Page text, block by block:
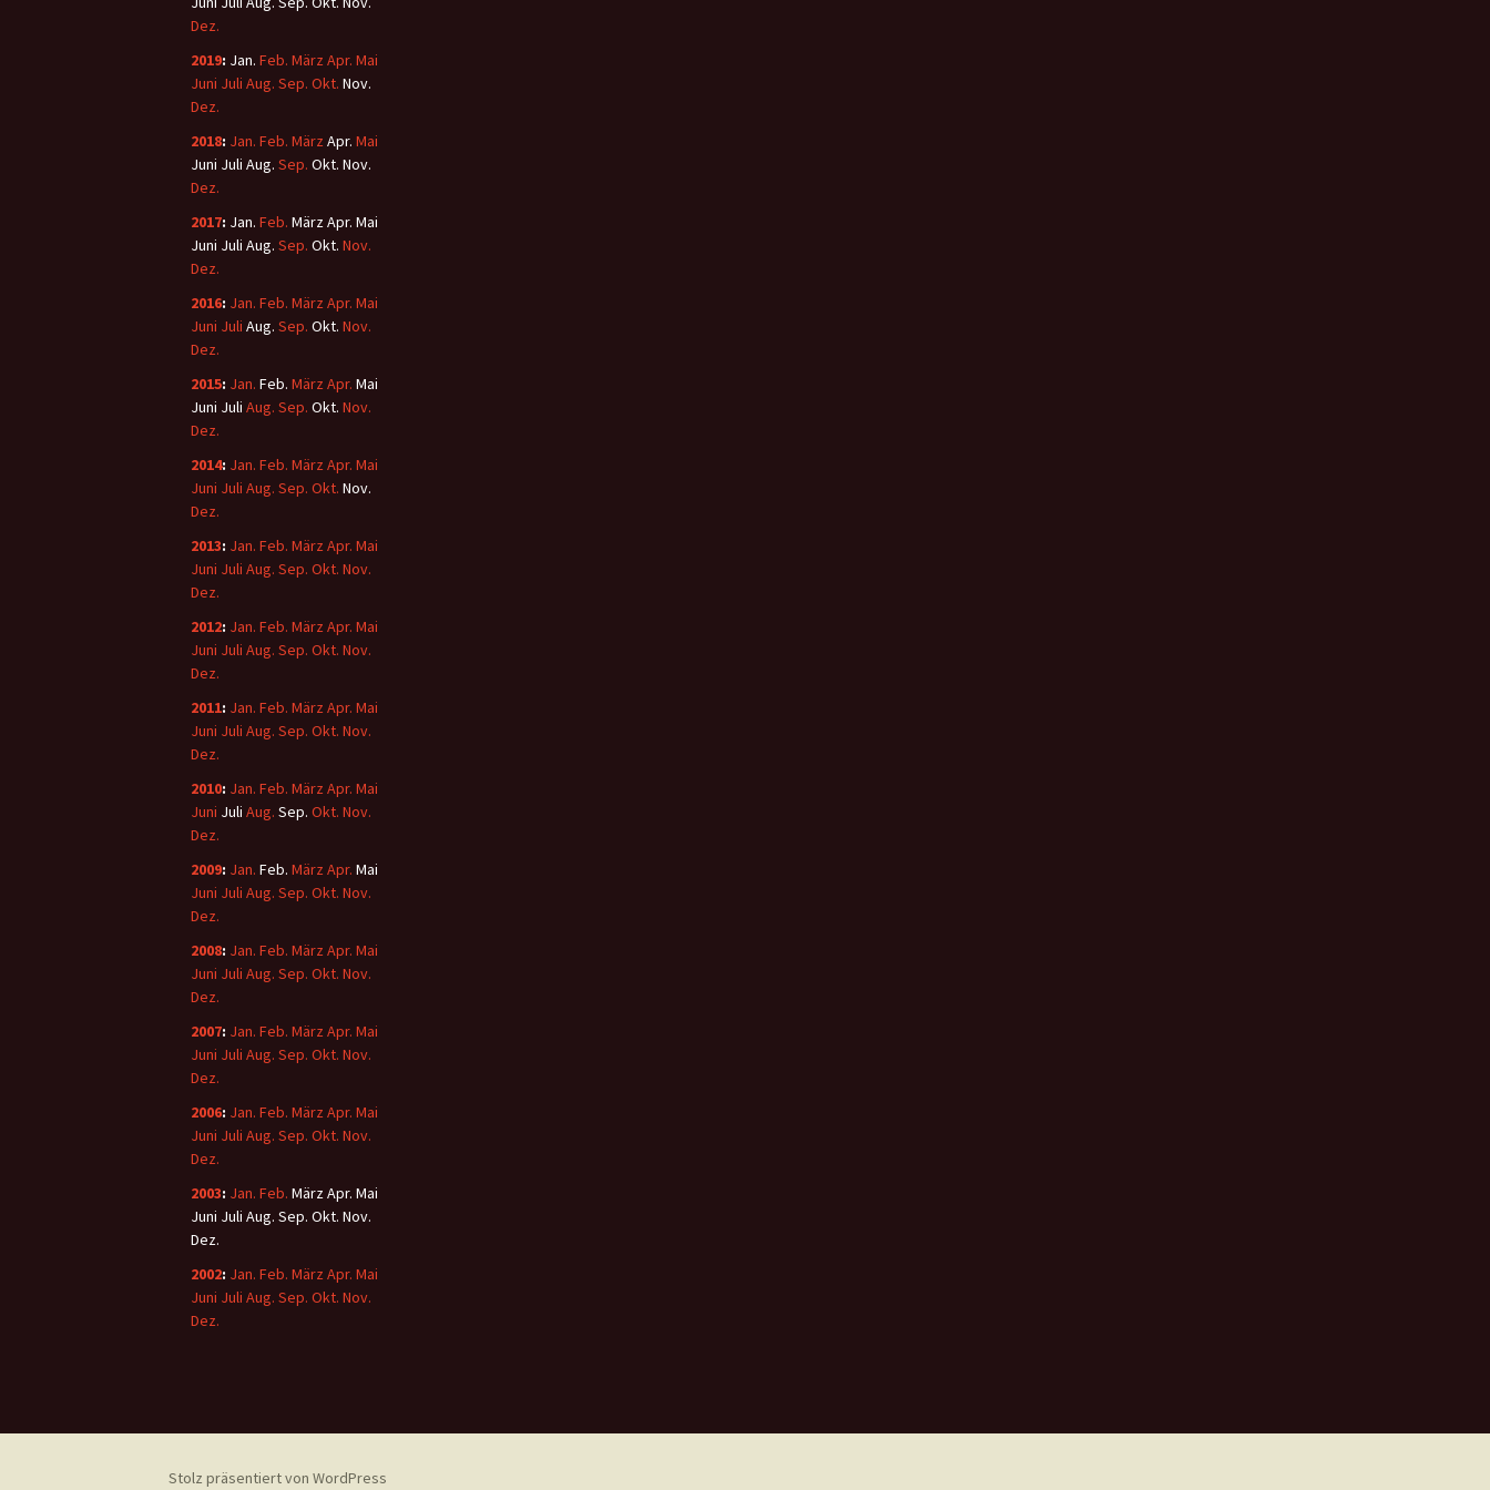
Dez.
2019: Jan. Feb. März Apr. Mai
Juni Juli Aug. Sep. Okt. Nov.
Dez.
2018: Jan. Feb. März Apr. Mai
Juni Juli Aug. Sep. Okt. Nov.
Dez.
2017: Jan. Feb. MärzApr. Mai
Juni Juli Aug. Sep. Okt. Nov.
Dez.
2016: Jan. Feb. März Apr. Mai
Juni Juli Aug. Sep. Okt. Nov.
Dez.
2015: Jan. Feb. März Apr. Mai
Juni Juli Aug. Sep. Okt. Nov.
Dez.
2014: Jan. Feb. März Apr. Mai
Juni Juli Aug. Sep. Okt. Nov.
Dez.
2013: Jan. Feb. März Apr. Mai
Juni Juli Aug. Sep. Okt. Nov.
Dez.
2012: Jan. Feb. März Apr. Mai
Juni Juli Aug. Sep. Okt. Nov.
Dez.
2011: Jan. Feb. März Apr. Mai
Juni Juli Aug. Sep. Okt. Nov.
Dez.
2010: Jan. Feb. März Apr. Mai
Juni Juli Aug. Sep. Okt. Nov.
Dez.
2009: Jan. Feb. März Apr. Mai
Juni Juli Aug. Sep. Okt. Nov.
Dez.
2008: Jan. Feb. März Apr. Mai
Juni Juli Aug. Sep. Okt. Nov.
Dez.
2007: Jan. Feb. März Apr. Mai
Juni Juli Aug. Sep. Okt. Nov.
Dez.
2006: Jan. Feb. März Apr. Mai
Juni Juli Aug. Sep. Okt. Nov.
Dez.
2003: Jan. Feb. MärzApr. Mai
Juni Juli Aug. Sep. Okt. Nov.
Dez.
2002: Jan. Feb. März Apr. Mai
Juni Juli Aug. Sep. Okt. Nov.
Dez.
Stolz präsentiert von WordPress